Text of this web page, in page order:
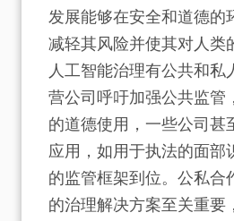
发展能够在安全和道德的
减轻其风险并使其对人类
人工智能治理有公共和私
营公司呼吁加强公共监管
的道德使用，一些公司甚
应用，如用于执法的面部
的监管框架到位。公私合
的治理解决方案至关重要